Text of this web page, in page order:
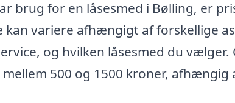
brug for en låsesmed i Bølling, er
kan variere afhængigt af forskellige
og hvilken låsesmed du
500 og 1500 kroner,